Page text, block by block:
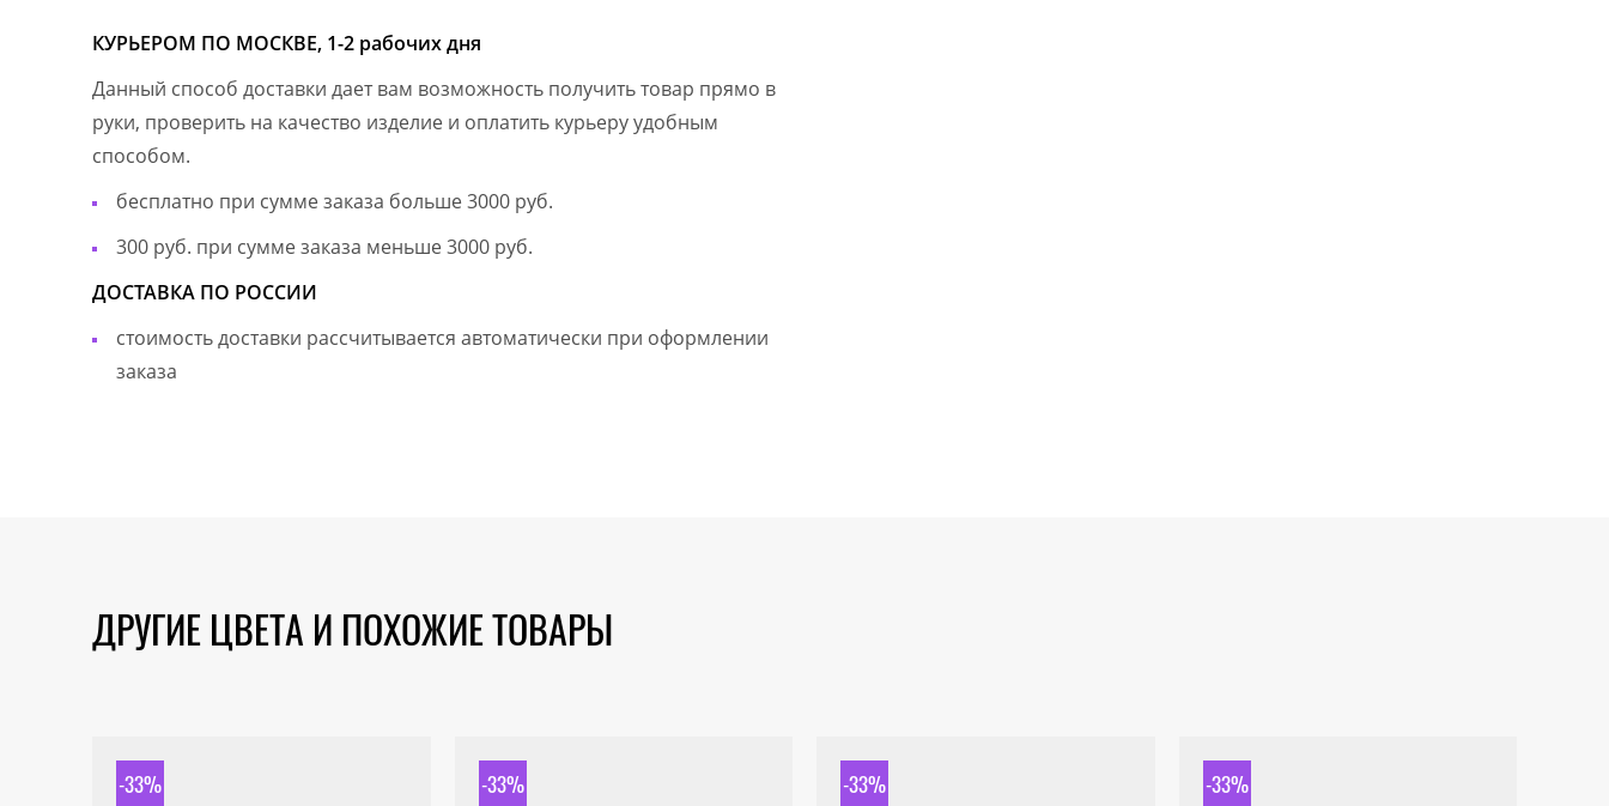
КУРЬЕРОМ ПО МОСКВЕ, 1-2 рабочих дня
Данный способ доставки дает вам возможность получить товар прямо в
руки, проверить на качество изделие и оплатить курьеру удобным
способом.
бесплатно при сумме заказа больше 3000 руб.
300 руб. при сумме заказа меньше 3000 руб.
ДОСТАВКА ПО РОССИИ
стоимость доставки рассчитывается автоматически при оформлении
заказа
ДРУГИЕ ЦВЕТА И ПОХОЖИЕ ТОВАРЫ
-33% -33% -33% -33%